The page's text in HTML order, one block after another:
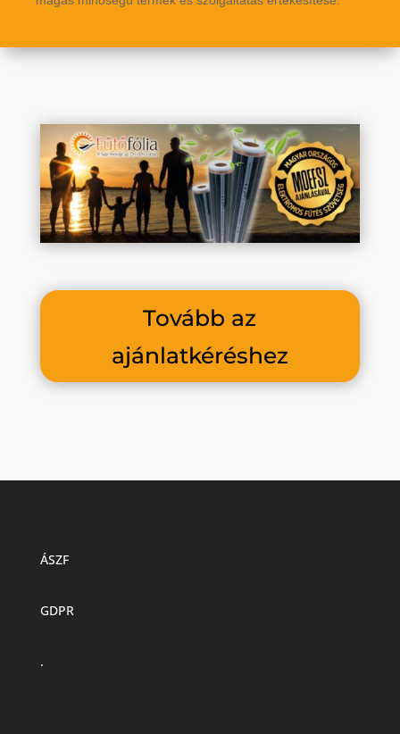
Tovább az
ajánlatkéréshez
ÁSZF
GDPR
.